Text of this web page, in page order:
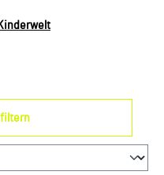
Kinderwelt
filtern